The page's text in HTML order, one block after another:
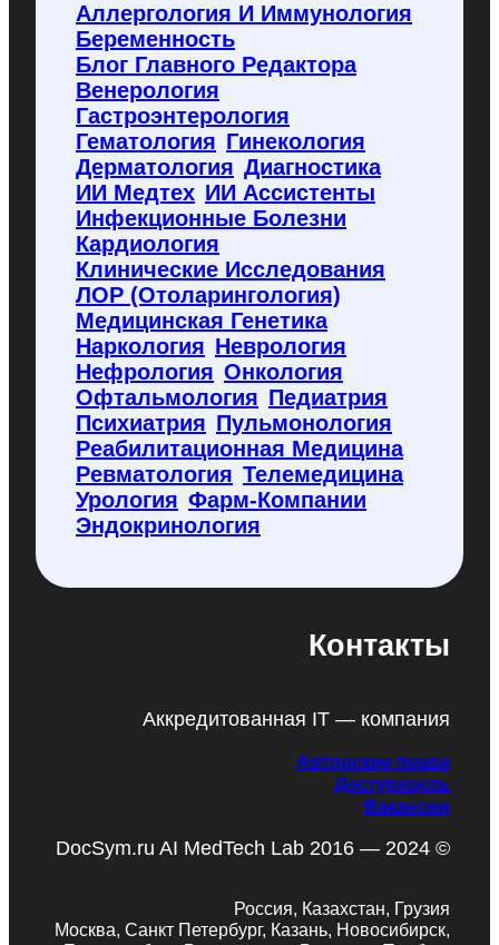
Аллергология И Иммунология
Беременность
Блог Главного Редактора
Венерология
Гастроэнтерология
Гематология Гинекология
Дерматология Диагностика
ИИ Медтех ИИ Ассистенты
Инфекционные Болезни
Кардиология
Клинические Исследования
ЛОР (отоларингология)
Медицинская Генетика
Наркология Неврология
Нефрология Онкология
Офтальмология Педиатрия
Психиатрия Пульмонология
Реабилитационная Медицина
Ревматология Телемедицина
Урология Фарм-Компании
Эндокринология
Контакты
Аккредитованная IT — компания
Авторские права
Доступность
Вакансии
DocSym.ru AI MedTech Lab 2016 — 2024 ©
Россия, Казахстан, Грузия
Москва, Санкт Петербург, Казань, Новосибирск,